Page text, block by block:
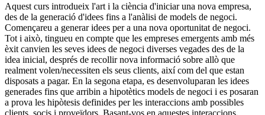
Aquest curs introdueix l'art i la ciència d'iniciar una nova empresa,
des de la generació d'idees fins a l'anàlisi de models de negoci.
Començareu a generar idees per a una nova oportunitat de negoci.
Tot i això, tingueu en compte que les empreses emergents amb més
èxit canvien les seves idees de negoci diverses vegades des de la
idea inicial, després de recollir nova informació sobre allò que
realment volen/necessiten els seus clients, així com del que estan
disposats a pagar. En la segona etapa, es desenvoluparan les idees
generades fins que arribin a hipotètics models de negoci i es posaran
a prova les hipòtesis definides per les interaccions amb possibles
clients, socis i proveïdors. Basant-vos en aquestes interaccions,